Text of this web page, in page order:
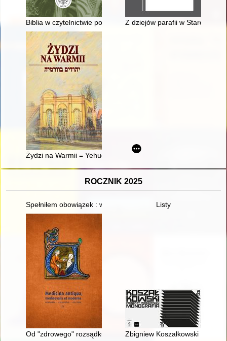
Biblia w czytelnictwie polskim na przełomie XVIII i w
Z dziejów parafii w
Żydzi na Warmii = Yehudim be-Ṿarmyah
ROCZNIK 2025
Spełniłem obowiązek : wspomnienia Stanisława
Listy
Od "zdrowego" rozsądku do wiedzy medycznej : zdrowie
Zbigniew Koszałkowski :